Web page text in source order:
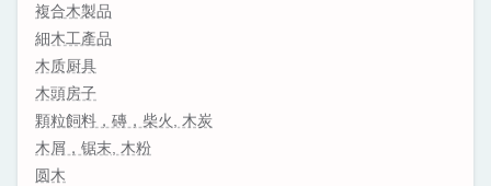
複合木製品
細木工產品
木质厨具
木頭房子
顆粒飼料，磚，柴火, 木炭
木屑，锯末, 木粉
圆木